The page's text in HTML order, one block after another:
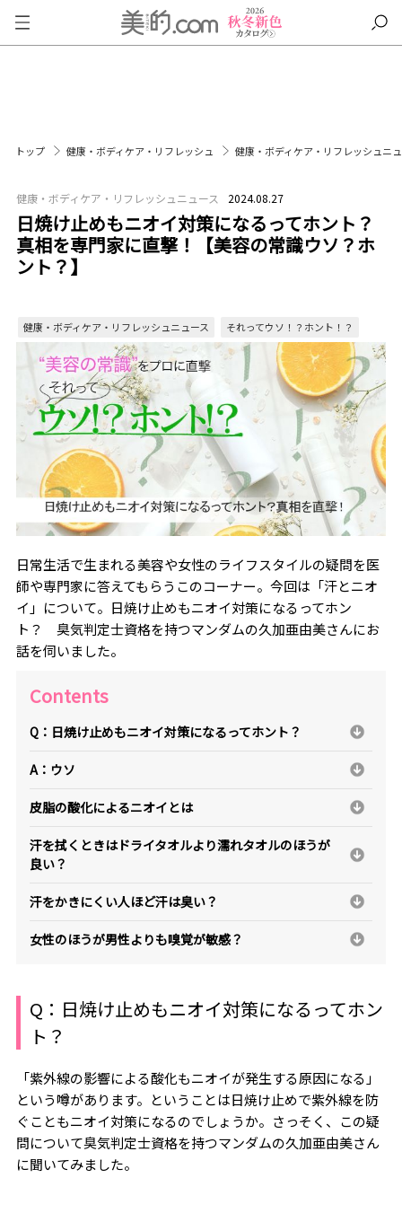
トップ 健康・ボディケア・リフレッシュ 健康・ボディケア・リフレッシュニ
健康・ボディケア・リフレッシュニュース 2024.08.27
日焼け止めもニオイ対策になるってホント？
真相を専門家に直撃！【美容の常識ウソ？ホ
ント？】
健康・ボディケア・リフレッシュニュース それってウソ！？ホント！？
日常生活で生まれる美容や女性のライフスタイルの疑問を医
師や専門家に答えてもらうこのコーナー。今回は「汗とニオ
イ」について。日焼け止めもニオイ対策になるってホン
ト？ 臭気判定士資格を持つマンダムの久加亜由美さんにお
話を伺いました。
Contents
Q：日焼け止めもニオイ対策になるってホント？
A：ウソ
皮脂の酸化によるニオイとは
汗を拭くときはドライタオルより濡れタオルのほうが
良い？
汗をかきにくい人ほど汗は臭い？
女性のほうが男性よりも嗅覚が敏感？
Q：日焼け止めもニオイ対策になるってホン
ト？
「紫外線の影響による酸化もニオイが発生する原因になる」
という噂があります。ということは日焼け止めで紫外線を防
ぐこともニオイ対策になるのでしょうか。さっそく、この疑
問について臭気判定士資格を持つマンダムの久加亜由美さん
に聞いてみました。